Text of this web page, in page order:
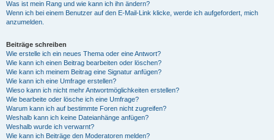
Was ist mein Rang und wie kann ich ihn ändern?
Wenn ich bei einem Benutzer auf den E-Mail-Link klicke, werde ich aufgefordert, mich
anzumelden.
Beiträge schreiben
Wie erstelle ich ein neues Thema oder eine Antwort?
Wie kann ich einen Beitrag bearbeiten oder löschen?
Wie kann ich meinem Beitrag eine Signatur anfügen?
Wie kann ich eine Umfrage erstellen?
Wieso kann ich nicht mehr Antwortmöglichkeiten erstellen?
Wie bearbeite oder lösche ich eine Umfrage?
Warum kann ich auf bestimmte Foren nicht zugreifen?
Weshalb kann ich keine Dateianhänge anfügen?
Weshalb wurde ich verwarnt?
Wie kann ich Beiträge den Moderatoren melden?